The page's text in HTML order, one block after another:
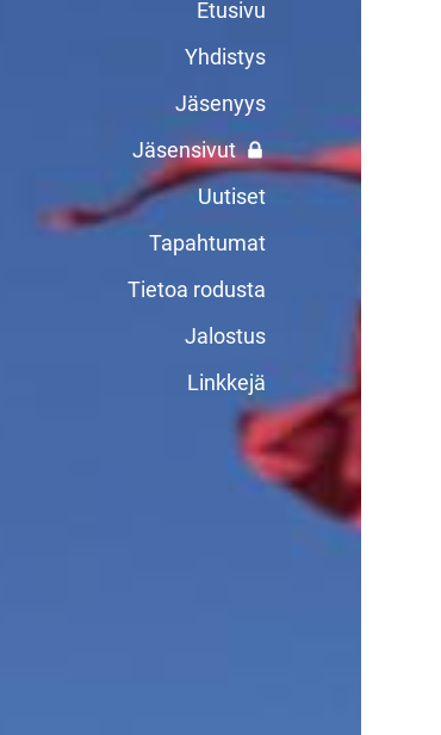
Etusivu
Yhdistys
Jäsenyys
Jäsensivut
Uutiset
Tapahtumat
Tietoa rodusta
Jalostus
Linkkejä